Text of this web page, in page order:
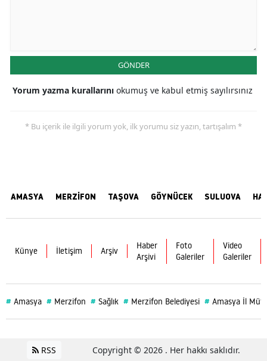
GÖNDER
Yorum yazma kurallarını okumuş ve kabul etmiş sayılırsınız
* Bu içerik ile ilgili yorum yok, ilk yorumu siz yazın, tartışalım *
AMASYA MERZİFON TAŞOVA GÖYNÜCEK SULUOVA
Künye İletişim Arşiv
Haber
Arşivi
Foto
Galeriler
Video
Galeriler
# Amasya # Merzifon # Sağlık # Merzifon Belediyesi # Amasya İl
RSS Copyright © 2026 . Her hakkı saklıdır.